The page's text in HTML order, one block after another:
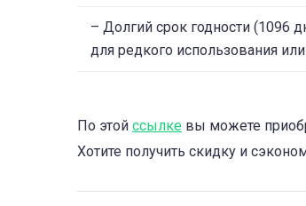
– Долгий срок годности (1096
для редкого использования
По этой ссылке вы можете
Хотите получить скидку и